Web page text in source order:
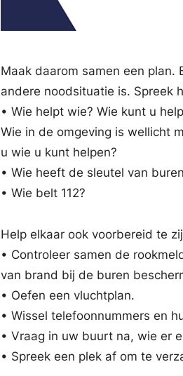
Maak daarom samen een
andere noodsituatie is. Spreek
• Wie helpt wie? Wie kunt u
Wie in de omgeving is wellicht
u wie u kunt helpen?
• Wie heeft de sleutel van
• Wie belt 112?
Help elkaar ook voorbereid te
• Controleer samen de
van brand bij de buren
• Oefen een vluchtplan.
• Wissel telefoonnummers en
• Vraag in uw buurt na, wie er
• Spreek een plek af om te